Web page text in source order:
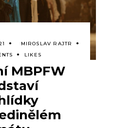
MIROSLAV RAJTR
LIKES
MBPFW